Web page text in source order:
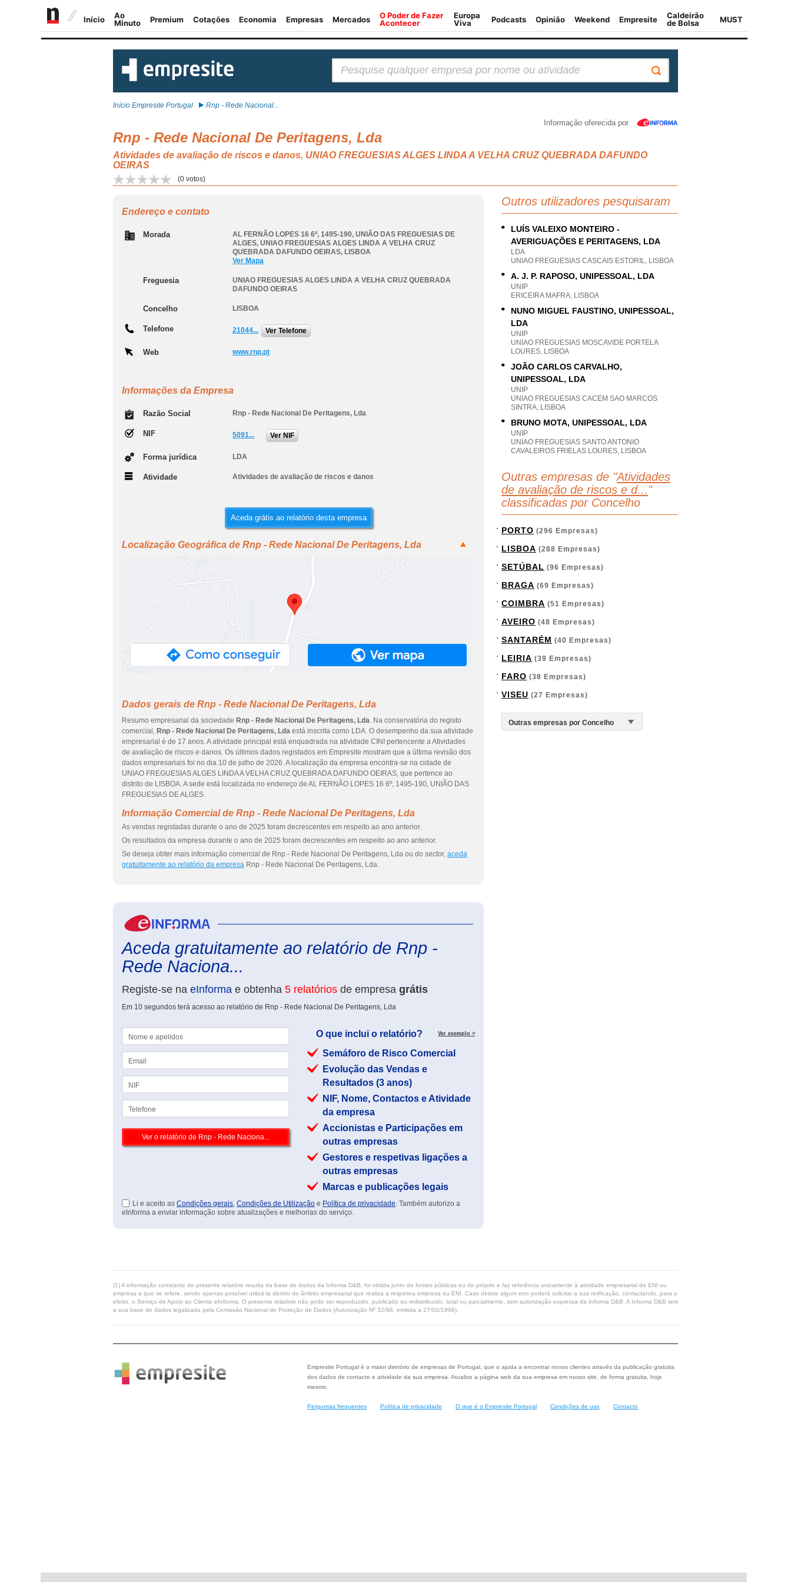
Início Empresite Portugal Rnp - Rede Nacional...
Informação oferecida por
Rnp - Rede Nacional De Peritagens, Lda
Atividades de avaliação de riscos e danos, UNIAO FREGUESIAS ALGES LINDA A VELHA CRUZ QUEBRADA DAFUNDO
OEIRAS
(0 votos)
Endereço e contato
Morada
AL FERNÃO LOPES 16 6º, 1495-190, UNIÃO DAS FREGUESIAS DE
ALGES, UNIAO FREGUESIAS ALGES LINDA A VELHA CRUZ
QUEBRADA DAFUNDO OEIRAS, LISBOA
Ver Mapa
Freguesia
UNIAO FREGUESIAS ALGES LINDA A VELHA CRUZ QUEBRADA
DAFUNDO OEIRAS
Concelho LISBOA
Telefone 21044... Ver Telefone
Web www.rnp.pt
Informações da Empresa
Razão Social Rnp - Rede Nacional De Peritagens, Lda
NIF 5091... Ver NIF
Forma jurídica LDA
Atividade Atividades de avaliação de riscos e danos
Aceda grátis ao relatório desta empresa
Localização Geográfica de Rnp - Rede Nacional De Peritagens, Lda
Dados gerais de Rnp - Rede Nacional De Peritagens, Lda
Resumo empresarial da sociedade Rnp - Rede Nacional De Peritagens, Lda. Na conservatória do registo
comercial, Rnp - Rede Nacional De Peritagens, Lda está inscrita como LDA. O desempenho da sua atividade
empresarial é de 17 anos. A atividade principal está enquadrada na atividade CINI pertencente a Atividades
de avaliação de riscos e danos. Os últimos dados registados em Empresite mostram que a última revisão dos
dados empresariais foi no dia 10 de julho de 2026. A localização da empresa encontra-se na cidade de
UNIAO FREGUESIAS ALGES LINDA A VELHA CRUZ QUEBRADA DAFUNDO OEIRAS, que pertence ao
distrito de LISBOA. A sede está localizada no endereço de AL FERNÃO LOPES 16 6º, 1495-190, UNIÃO DAS
FREGUESIAS DE ALGES.
Informação Comercial de Rnp - Rede Nacional De Peritagens, Lda
As vendas registadas durante o ano de 2025 foram decrescentes em respeito ao ano anterior.
Os resultados da empresa durante o ano de 2025 foram decrescentes em respeito ao ano anterior.
Se deseja obter mais informação comercial de Rnp - Rede Nacional De Peritagens, Lda ou do sector, aceda
gratuitamente ao relatório da empresa Rnp - Rede Nacional De Peritagens, Lda.
Aceda gratuitamente ao relatório de Rnp -
Rede Naciona...
Registe-se na eInforma e obtenha 5 relatórios de empresa grátis
Em 10 segundos terá acesso ao relatório de Rnp - Rede Nacional De Peritagens, Lda
O que inclui o relatório? Ver exemplo >
Semáforo de Risco Comercial
Evolução das Vendas e
Resultados (3 anos)
NIF, Nome, Contactos e Atividade
da empresa
Accionistas e Participações em
outras empresas
Gestores e respetivas ligações a
outras empresas
Marcas e publicações legais
Li e aceito as Condições gerais, Condições de Utilização e Política de privacidade. Também autorizo a
eInforma a enviar informação sobre atualizações e melhorias do serviço.
Outros utilizadores pesquisaram
LUÍS VALEIXO MONTEIRO -
AVERIGUAÇÕES E PERITAGENS, LDA
LDA
UNIAO FREGUESIAS CASCAIS ESTORIL, LISBOA
A. J. P. RAPOSO, UNIPESSOAL, LDA
UNIP
ERICEIRA MAFRA, LISBOA
NUNO MIGUEL FAUSTINO, UNIPESSOAL,
LDA
UNIP
UNIAO FREGUESIAS MOSCAVIDE PORTELA
LOURES, LISBOA
JOÃO CARLOS CARVALHO,
UNIPESSOAL, LDA
UNIP
UNIAO FREGUESIAS CACEM SAO MARCOS
SINTRA, LISBOA
BRUNO MOTA, UNIPESSOAL, LDA
UNIP
UNIAO FREGUESIAS SANTO ANTONIO
CAVALEIROS FRIELAS LOURES, LISBOA
Outras empresas de "Atividades
de avaliação de riscos e d... "
classificadas por Concelho
PORTO (296 Empresas)
LISBOA (288 Empresas)
SETÚBAL (96 Empresas)
BRAGA (69 Empresas)
COIMBRA (51 Empresas)
AVEIRO (48 Empresas)
SANTARÉM (40 Empresas)
LEIRIA (39 Empresas)
FARO (38 Empresas)
VISEU (27 Empresas)
(1) A informação constante do presente relatório resulta da base de dados da Informa D&B, foi obtida junto de fontes públicas ou do próprio e faz referência unicamente à atividade empresarial do ENI ou
empresa a que se refere, sendo apenas possível utilizá-la dentro do âmbito empresarial que realiza a respetiva empresa ou ENI. Caso detete algum erro poderá solicitar a sua retificação, contactando, para o
efeito, o Serviço de Apoio ao Cliente eInforma. O presente relatório não pode ser reproduzido, publicado ou redistribuído, total ou parcialmente, sem autorização expressa da Informa D&B. A Informa D&B tem
a sua base de dados legalizada pela Comissão Nacional de Proteção de Dados (Autorização Nº 32/96, emitida a 27/02/1996).
Empresite Portugal é o maior diretório de empresas de Portugal, que o ajuda a encontrar novos clientes através da publicação gratuita
dos dados de contacto e atividade da sua empresa. Atualize a página web da sua empresa em nosso site, de forma gratuita, hoje
mesmo.
Perguntas frequentes Política de privacidade O que é o Empresite Portugal Condições de uso Contacto